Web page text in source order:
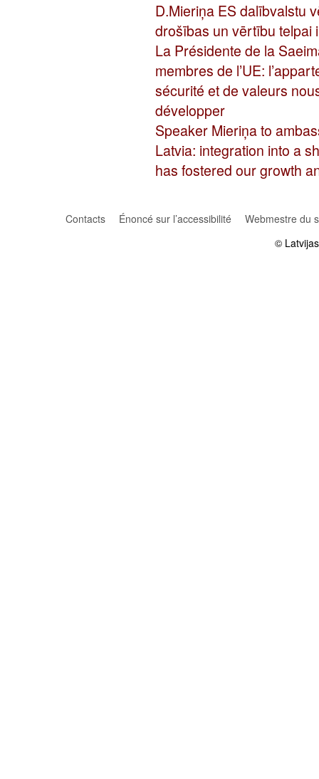
D.Mieriņa ES dalībvalstu
drošības un vērtību telpai
La Présidente de la
membres de l’UE:
sécurité et de valeurs
développer
Speaker Mieriņa to
Latvia: integration into a
has fostered our growth
Contacts Énoncé sur l’accessibilité
Webmestre du
©